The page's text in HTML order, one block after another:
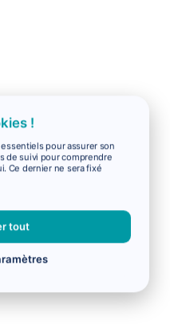
!
pour assurer son
de suivi pour comprendre
Ce dernier ne sera fixé
tout